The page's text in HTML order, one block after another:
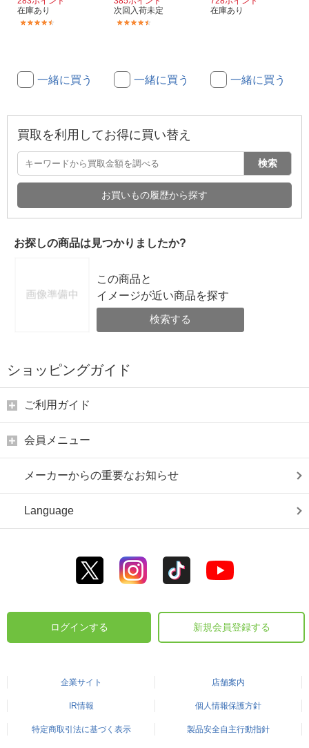
在庫あり
一緒に買う
次回入荷未定
一緒に買う
在庫あり
一緒に買う
買取を利用してお得に買い替え
検索
お買いもの履歴から探す
お探しの商品は見つかりましたか?
この商品と
イメージが近い商品を探す
検索する
ショッピングガイド
ご利用ガイド
会員メニュー
メーカーからの重要なお知らせ
Language
ログインする 新規会員登録する
企業サイト 店舗案内
IR情報 個人情報保護方針
特定商取引法に基づく表示 製品安全自主行動指針